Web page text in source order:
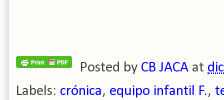
Posted by CB JACA at
Labels: crónica, equipo infantil F.,